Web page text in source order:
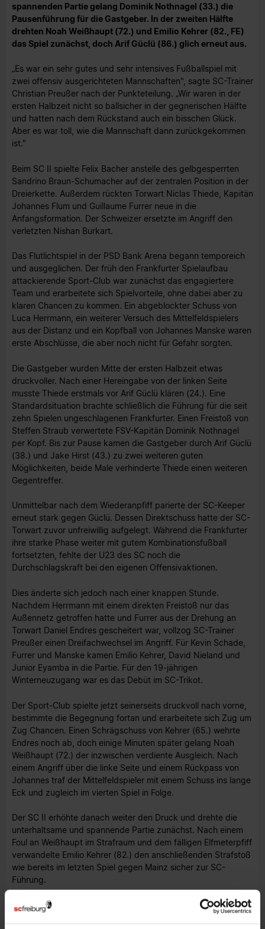
spannenden Partie gelang Dominik Nothnagel (33.) die
Pausenführung für die Gastgeber. In der zweiten Hälfte
drehten Noah Weißhaupt (72.) und Emilio Kehrer (82., FE)
das Spiel zunächst, doch Arif Güclü (86.) glich erneut aus.
„Es war ein sehr gutes und sehr intensives Fußballspiel mit
zwei offensiv ausgerichteten Mannschaften", sagte SC-Trainer
Christian Preußer nach der Punkteteilung. „Wir waren in der
ersten Halbzeit nicht so ballsicher in der gegnerischen Hälfte
und hatten nach dem Rückstand auch ein bisschen Glück.
Aber es war toll, wie die Mannschaft dann zurückgekommen
ist."
Beim SC II spielte Felix Bacher anstelle des gelbgesperrten
Sandrino Braun-Schumacher auf der zentralen Position in der
Dreierkette. Außerdem rückten Torwart Niclas Thiede, Kapitän
Johannes Flum und Guillaume Furrer neue in die
Anfangsformation. Der Schweizer ersetzte im Angriff den
verletzten Nishan Burkart.
Das Flutlichtspiel in der PSD Bank Arena begann temporeich
und ausgeglichen. Der früh den Frankfurter Spielaufbau
attackierende Sport-Club war zunächst das engagiertere
Team und erarbeitete sich Spielvorteile, ohne dabei aber zu
klaren Chancen zu kommen. Ein abgeblockter Schuss von
Luca Herrmann, ein weiterer Versuch des Mittelfeldspielers
aus der Distanz und ein Kopfball von Johannes Manske waren
erste Abschlüsse, die aber noch nicht für Gefahr sorgten.
Die Gastgeber wurden Mitte der ersten Halbzeit etwas
druckvoller. Nach einer Hereingabe von der linken Seite
musste Thiede erstmals vor Arif Güclü klären (24.). Eine
Standardsituation brachte schließlich die Führung für die seit
zehn Spielen ungeschlagenen Frankfurter. Einen Freistoß von
Steffen Straub verwertete FSV-Kapitän Dominik Nothnagel
per Kopf. Bis zur Pause kamen die Gastgeber durch Arif Güclü
(38.) und Jake Hirst (43.) zu zwei weiteren guten
Möglichkeiten, beide Male verhinderte Thiede einen weiteren
Gegentreffer.
Unmittelbar nach dem Wiederanpfiff parierte der SC-Keeper
erneut stark gegen Güclü. Dessen Direktschuss hatte der SC-
Torwart zuvor unfreiwillig aufgelegt. Während die Frankfurter
ihre starke Phase weiter mit gutem Kombinationsfußball
fortsetzten, fehlte der U23 des SC noch die
Durchschlagskraft bei den eigenen Offensivaktionen.
Dies änderte sich jedoch nach einer knappen Stunde.
Nachdem Herrmann mit einem direkten Freistoß nur das
Außennetz getroffen hatte und Furrer aus der Drehung an
Torwart Daniel Endres gescheitert war, vollzog SC-Trainer
Preußer einen Dreifachwechsel im Angriff. Für Kevin Schade,
Furrer und Manske kamen Emilio Kehrer, David Nieland und
Junior Eyamba in die Partie. Für den 19-jährigen
Winterneuzugang war es das Debüt im SC-Trikot.
Der Sport-Club spielte jetzt seinerseits druckvoll nach vorne,
bestimmte die Begegnung fortan und erarbeitete sich Zug um
Zug Chancen. Einen Schrägschuss von Kehrer (65.) wehrte
Endres noch ab, doch einige Minuten später gelang Noah
Weißhaupt (72.) der inzwischen verdiente Ausgleich. Nach
einem Angriff über die linke Seite und einem Rückpass von
Johannes traf der Mittelfeldspieler mit einem Schuss ins lange
Eck und zugleich im vierten Spiel in Folge.
Der SC II erhöhte danach weiter den Druck und drehte die
unterhaltsame und spannende Partie zunächst. Nach einem
Foul an Weißhaupt im Strafraum und dem fälligen Elfmeterpfiff
verwandelte Emilio Kehrer (82.) den anschließenden Strafstoß
wie bereits im letzten Spiel gegen Mainz sicher zur SC-
Führung.
Allerdings schlugen die Hessen in der Schlussphase noch
einmal zurück. Bei einem Angriff über die linke Seite und